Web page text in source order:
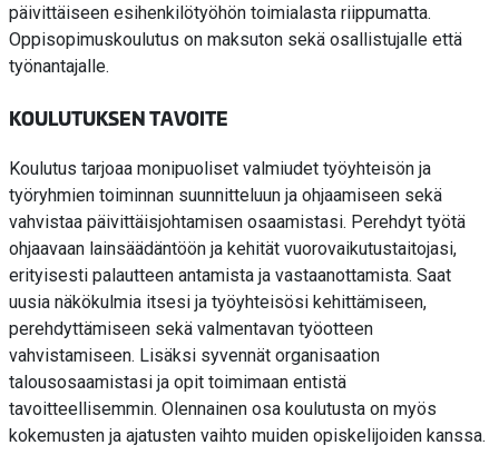
päivittäiseen esihenkilötyöhön toimialasta riippumatta.
Oppisopimuskoulutus on maksuton sekä osallistujalle että
työnantajalle.
KOULUTUKSEN TAVOITE
Koulutus tarjoaa monipuoliset valmiudet työyhteisön ja
työryhmien toiminnan suunnitteluun ja ohjaamiseen sekä
vahvistaa päivittäisjohtamisen osaamistasi. Perehdyt työtä
ohjaavaan lainsäädäntöön ja kehität vuorovaikutustaitojasi,
erityisesti palautteen antamista ja vastaanottamista. Saat
uusia näkökulmia itsesi ja työyhteisösi kehittämiseen,
perehdyttämiseen sekä valmentavan työotteen
vahvistamiseen. Lisäksi syvennät organisaation
talousosaamistasi ja opit toimimaan entistä
tavoitteellisemmin. Olennainen osa koulutusta on myös
kokemusten ja ajatusten vaihto muiden opiskelijoiden kanssa.